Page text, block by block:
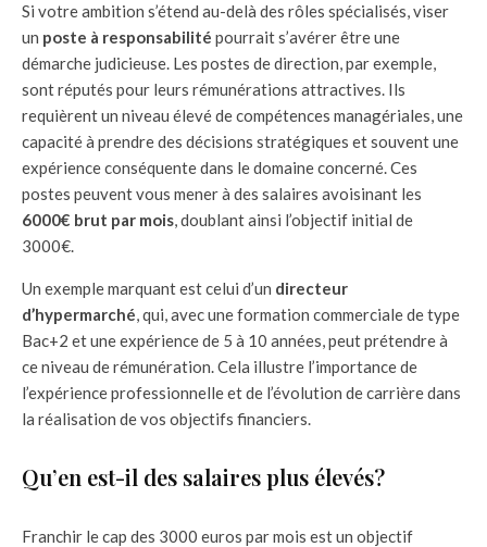
Si votre ambition s’étend au-delà des rôles spécialisés, viser
un poste à responsabilité pourrait s’avérer être une
démarche judicieuse. Les postes de direction, par exemple,
sont réputés pour leurs rémunérations attractives. Ils
requièrent un niveau élevé de compétences managériales, une
capacité à prendre des décisions stratégiques et souvent une
expérience conséquente dans le domaine concerné. Ces
postes peuvent vous mener à des salaires avoisinant les
6000€ brut par mois, doublant ainsi l’objectif initial de
3000€.
Un exemple marquant est celui d’un directeur
d’hypermarché, qui, avec une formation commerciale de type
Bac+2 et une expérience de 5 à 10 années, peut prétendre à
ce niveau de rémunération. Cela illustre l’importance de
l’expérience professionnelle et de l’évolution de carrière dans
la réalisation de vos objectifs financiers.
Qu’en est-il des salaires plus élevés?
Franchir le cap des 3000 euros par mois est un objectif